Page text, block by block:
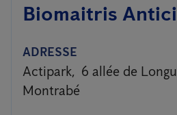
Biomaitris
ADRESSE
Actipark, 6 allée de
Montrabé